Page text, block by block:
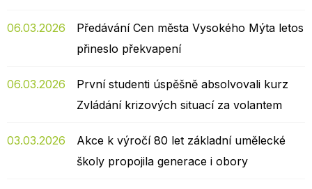
06.03.2026
Předávání Cen města Vysokého Mýta letos
přineslo překvapení
06.03.2026
První studenti úspěšně absolvovali kurz
Zvládání krizových situací za volantem
03.03.2026
Akce k výročí 80 let základní umělecké
školy propojila generace i obory